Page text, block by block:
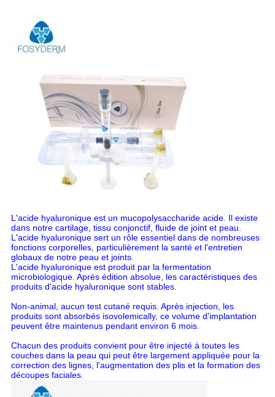
L'acide hyaluronique est un mucopolysaccharide acide. Il existe
dans notre cartilage, tissu conjonctif, fluide de joint et peau.
L'acide hyaluronique sert un rôle essentiel dans de nombreuses
fonctions corporelles, particulièrement la santé et l'entretien
globaux de notre peau et joints.
L'acide hyaluronique est produit par la fermentation
microbiologique. Après édition absolue, les caractéristiques des
produits d'acide hyaluronique sont stables.
Non-animal, aucun test cutané requis. Après injection, les
produits sont absorbés isovolemically, ce volume d'implantation
peuvent être maintenus pendant environ 6 mois.
Chacun des produits convient pour être injecté à toutes les
couches dans la peau qui peut être largement appliquée pour la
correction des lignes, l'augmentation des plis et la formation des
découpes faciales.